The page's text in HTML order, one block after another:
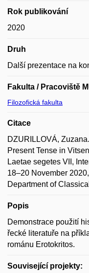
Rok publikování
2020
Druh
Další prezentace na
Fakulta / Pracoviště
Filozofická fakulta
Citace
DZURILLOVÁ,
Present Tense in
Laetae segetes VII,
18‒20 November
Department of
Popis
Demonstrace použití
řecké literatuře na
románu Erotokritos.
Související projekty: